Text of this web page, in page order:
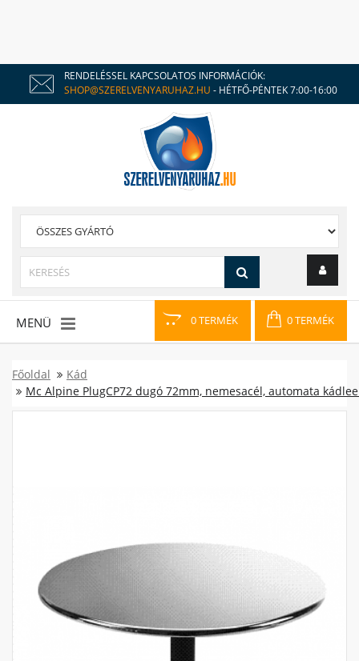
RENDELÉSSEL KAPCSOLATOS INFORMÁCIÓK:
SHOP@SZERELVENYARUHAZ.HU - HÉTFŐ-PÉNTEK 7:00-16:00
0 TERMÉK 0 TERMÉK
MENÜ
Főoldal
Kád
Mc Alpine PlugCP72 dugó 72mm, nemesacél, automata